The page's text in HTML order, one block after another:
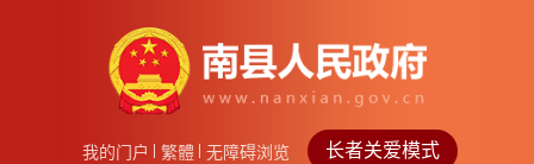
我的门户 繁體 无障碍浏览 长者关爱模式